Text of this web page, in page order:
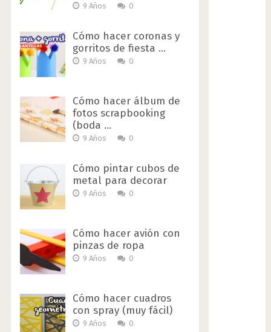
9 Años 0
Cómo hacer coronas y
gorritos de fiesta …
9 Años 0
Cómo hacer álbum de
fotos scrapbooking
(boda …
9 Años 0
Cómo pintar cubos de
metal para decorar
9 Años 0
Cómo hacer avión con
pinzas de ropa
9 Años 0
Cómo hacer cuadros
con spray (muy fácil)
9 Años 0